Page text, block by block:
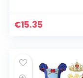
Bodycon voor
€15.35